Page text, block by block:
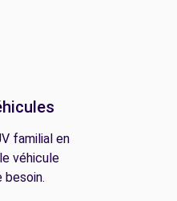
familial en
véhicule